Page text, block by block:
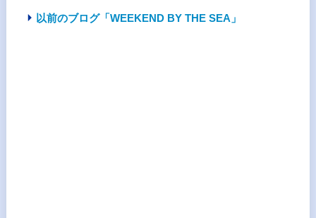
以前のブログ「WEEKEND BY THE SEA」